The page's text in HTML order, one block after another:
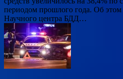
периодом прошлого года. Об этом
Научного центра БДД…